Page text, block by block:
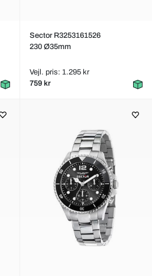
Sector R3253161526
230 Ø35mm
Vejl. pris: 1.295 kr
759 kr